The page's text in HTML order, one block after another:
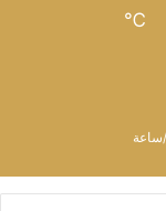
℃